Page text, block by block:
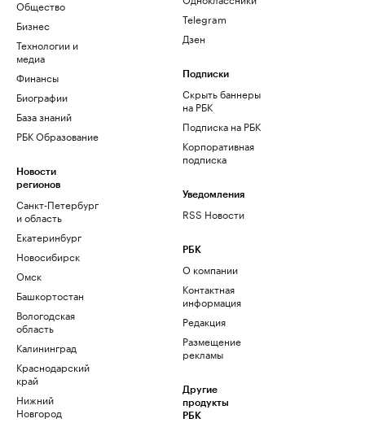
Общество
Бизнес
Технологии и
медиа
Финансы
Биографии
База знаний
РБК Образование
Новости
регионов
Санкт-Петербург
и область
Екатеринбург
Новосибирск
Омск
Башкортостан
Вологодская
область
Калининград
Краснодарский
край
Нижний
Новгород
Telegram
Дзен
Подписки
Скрыть баннеры
на РБК
Подписка на РБК
Корпоративная
подписка
Уведомления
RSS Новости
РБК
О компании
Контактная
информация
Редакция
Размещение
рекламы
Другие
продукты
РБК